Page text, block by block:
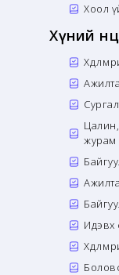
Хоол
Хүний
журам
Идэвх